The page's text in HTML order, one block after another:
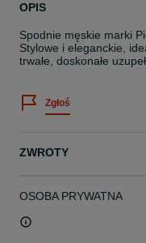
OPIS
Spodnie męskie marki
Stylowe i eleganckie,
trwałe, doskonałe
Zgłoś
ZWROTY
OSOBA PRYWATNA